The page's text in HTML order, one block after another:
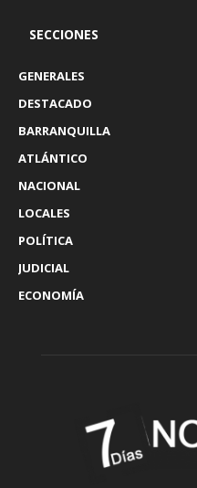
SECCIONES
GENERALES
DESTACADO
BARRANQUILLA
ATLÁNTICO
NACIONAL
LOCALES
POLÍTICA
JUDICIAL
ECONOMÍA